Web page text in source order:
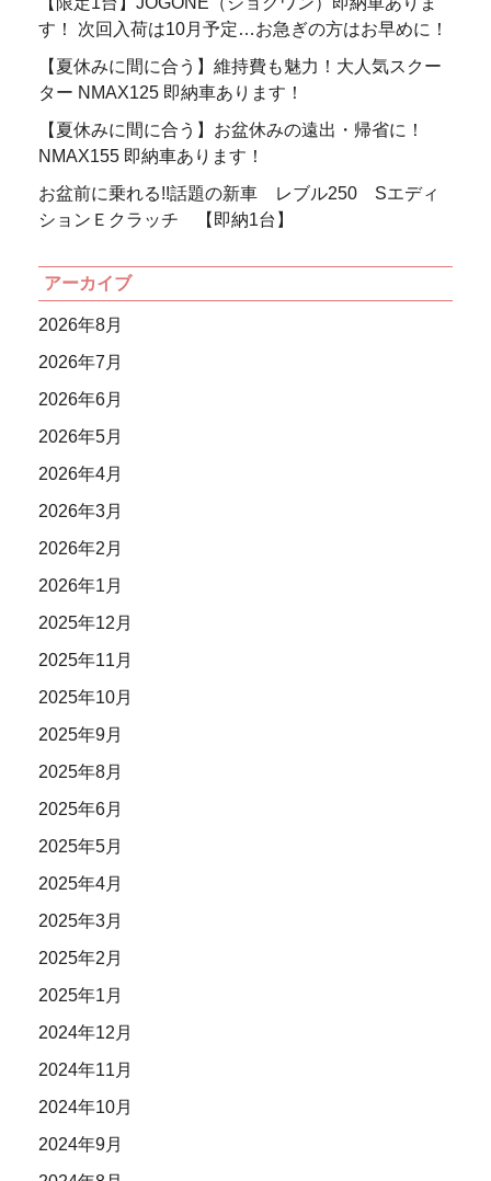
す！ 次回入荷は10月予定…お急ぎの方はお早めに！
【夏休みに間に合う】維持費も魅力！大人気スクー
ター NMAX125 即納車あります！
【夏休みに間に合う】お盆休みの遠出・帰省に！
NMAX155 即納車あります！
お盆前に乗れる!!話題の新車 レブル250 Sエディ
ションＥクラッチ 【即納1台】
アーカイブ
2026年8月
2026年7月
2026年6月
2026年5月
2026年4月
2026年3月
2026年2月
2026年1月
2025年12月
2025年11月
2025年10月
2025年9月
2025年8月
2025年6月
2025年5月
2025年4月
2025年3月
2025年2月
2025年1月
2024年12月
2024年11月
2024年10月
2024年9月